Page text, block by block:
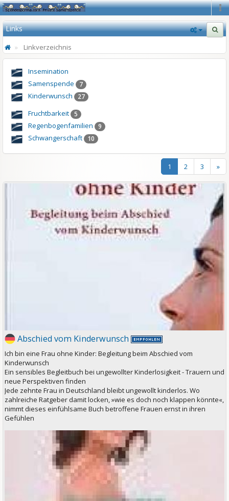
Links
Linkverzeichnis
Insemination
Samenspende
7
Kinderwunsch 27
Fruchtbarkeit 5
Regenbogenfamilien 9
Schwangerschaft 10
1 2 3 »
Abschied vom Kinderwunsch
Ich bin eine Frau ohne Kinder: Begleitung beim Abschied vom
Kinderwunsch
Ein sensibles Begleitbuch bei ungewollter Kinderlosigkeit - Trauern und
neue Perspektiven finden
Jede zehnte Frau in Deutschland bleibt ungewollt kinderlos. Wo
zahlreiche Ratgeber damit locken, »wie es doch noch klappen könnte«,
nimmt dieses einfühlsame Buch betroffene Frauen ernst in ihren
Gefühlen